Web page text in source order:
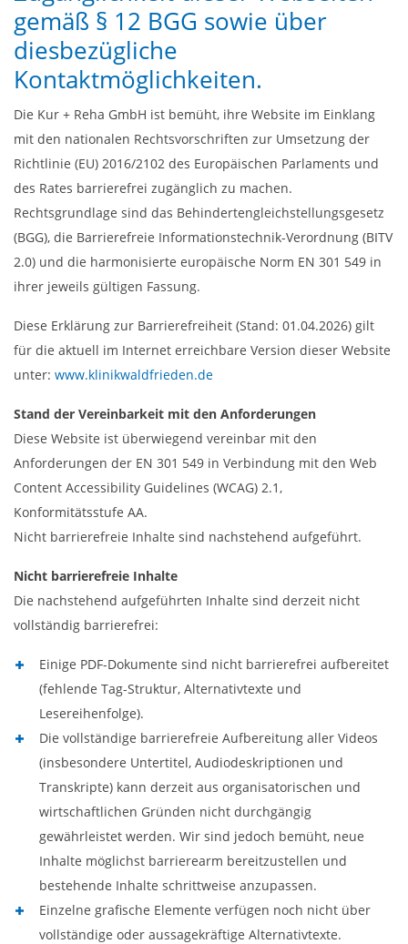
gemäß § 12 BGG sowie über
diesbezügliche
Kontaktmöglichkeiten.
Die Kur + Reha GmbH ist bemüht, ihre Website im Einklang
mit den nationalen Rechtsvorschriften zur Umsetzung der
Richtlinie (EU) 2016/2102 des Europäischen Parlaments und
des Rates barrierefrei zugänglich zu machen.
Rechtsgrundlage sind das Behindertengleichstellungsgesetz
(BGG), die Barrierefreie Informationstechnik-Verordnung (BITV
2.0) und die harmonisierte europäische Norm EN 301 549 in
ihrer jeweils gültigen Fassung.
Diese Erklärung zur Barrierefreiheit (Stand: 01.04.2026) gilt
für die aktuell im Internet erreichbare Version dieser Website
unter: www.klinikwaldfrieden.de
Stand der Vereinbarkeit mit den Anforderungen
Diese Website ist überwiegend vereinbar mit den
Anforderungen der EN 301 549 in Verbindung mit den Web
Content Accessibility Guidelines (WCAG) 2.1,
Konformitätsstufe AA.
Nicht barrierefreie Inhalte sind nachstehend aufgeführt.
Nicht barrierefreie Inhalte
Die nachstehend aufgeführten Inhalte sind derzeit nicht
vollständig barrierefrei:
Einige PDF-Dokumente sind nicht barrierefrei aufbereitet
(fehlende Tag-Struktur, Alternativtexte und
Lesereihenfolge).
Die vollständige barrierefreie Aufbereitung aller Videos
(insbesondere Untertitel, Audiodeskriptionen und
Transkripte) kann derzeit aus organisatorischen und
wirtschaftlichen Gründen nicht durchgängig
gewährleistet werden. Wir sind jedoch bemüht, neue
Inhalte möglichst barrierearm bereitzustellen und
bestehende Inhalte schrittweise anzupassen.
Einzelne grafische Elemente verfügen noch nicht über
vollständige oder aussagekräftige Alternativtexte.